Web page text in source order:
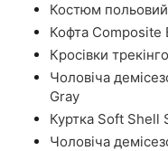
Костюм
Кофта Composite
Кросівки
Чоловіча
Gray
Куртка Soft Shell
Чоловіча